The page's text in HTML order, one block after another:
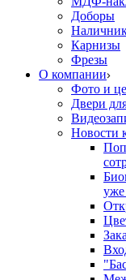
Доборы
Карнизы
Фрезы
О компании
Фото и
Двери
Новости
уже